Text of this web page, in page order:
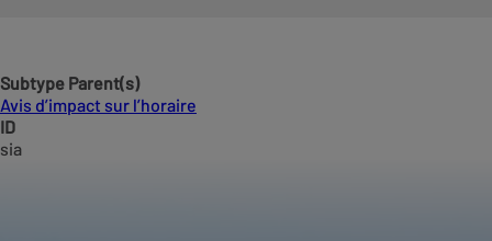
Subtype Parent(s)
Avis d’impact sur l’horaire
ID
sia